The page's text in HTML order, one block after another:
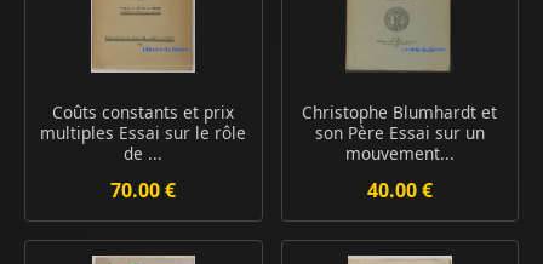
Coûts constants et prix
multiples Essai sur le rôle
de ...
70.00 €
Christophe Blumhardt et
son Père Essai sur un
mouvement...
40.00 €